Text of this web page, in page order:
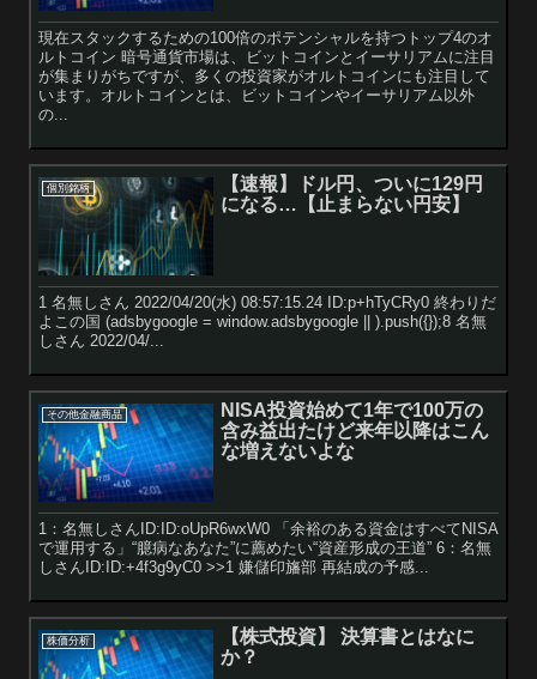
現在スタックするための100倍のポテンシャルを持つトップ4のオ
ルトコイン 暗号通貨市場は、ビットコインとイーサリアムに注目
が集まりがちですが、多くの投資家がオルトコインにも注目して
います。オルトコインとは、ビットコインやイーサリアム以外
の...
個別銘柄
【速報】ドル円、ついに129円
になる…【止まらない円安】
1 名無しさん 2022/04/20(水) 08:57:15.24 ID:p+hTyCRy0 終わりだ
よこの国 (adsbygoogle = window.adsbygoogle || ).push({});8 名無
しさん 2022/04/...
その他金融商品
NISA投資始めて1年で100万の
含み益出たけど来年以降はこん
な増えないよな
1：名無しさんID:ID:oUpR6wxW0 「余裕のある資金はすべてNISA
で運用する」“臆病なあなた”に薦めたい“資産形成の王道” 6：名無
しさんID:ID:+4f3g9yC0 >>1 嫌儲印旛部 再結成の予感...
株価分析
【株式投資】 決算書とはなに
か？